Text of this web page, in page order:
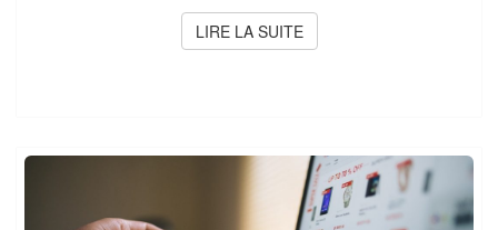
LIRE LA SUITELIRE LA SUITE